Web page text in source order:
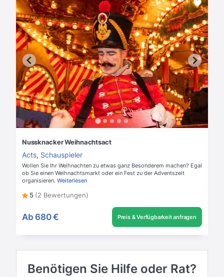
Nussknacker Weihnachtsact
Acts, Schauspieler
Wollen Sie Ihr Weihnachten zu etwas ganz Besonderem machen? Egal
ob Sie einen Weihnachtsmarkt oder ein Fest zu der Adventszeit
organisieren. Weiterlesen
5 (2 Bewertungen)
Ab 680 € Preis & Verfügbarkeit anfragen
Benötigen Sie Hilfe oder Rat?